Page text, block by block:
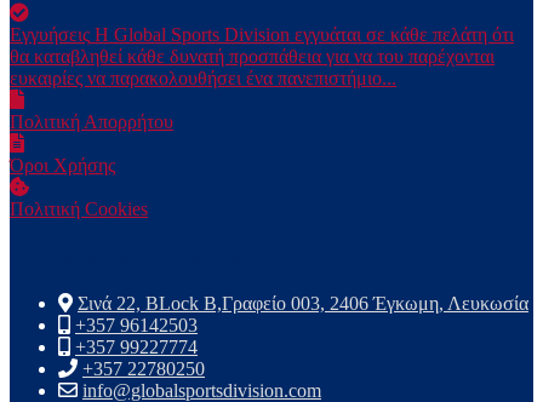
Εγγυήσεις Η Global Sports Division εγγυάται σε κάθε πελάτη ότι
θα καταβληθεί κάθε δυνατή προσπάθεια για να του παρέχονται
ευκαιρίες να παρακολουθήσει ένα πανεπιστήμιο...
Πολιτική Απορρήτου
Όροι Χρήσης
Πολιτική Cookies
Σινά 22, ΒLock B,Γραφείο 003, 2406 Έγκωμη, Λευκωσία
+357 96142503
+357 99227774
+357 22780250
info@globalsportsdivision.com